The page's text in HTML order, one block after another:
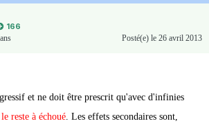
166
Posté(e) le 26 avril 2013
et ne doit être prescrit qu'avec d'infinies
reste à échoué. Les effets secondaires sont,